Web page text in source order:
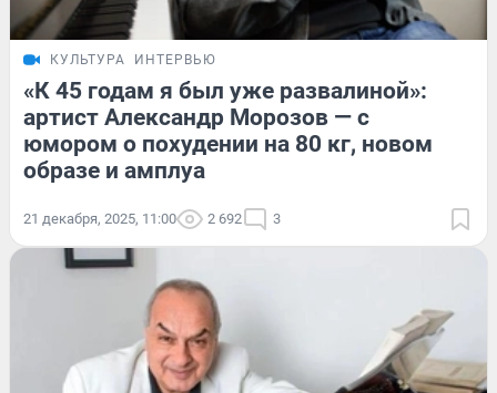
КУЛЬТУРА ИНТЕРВЬЮ
«К 45 годам я был уже развалиной»:
артист Александр Морозов — с
юмором о похудении на 80 кг, новом
образе и амплуа
21 декабря, 2025, 11:00 2 692 3